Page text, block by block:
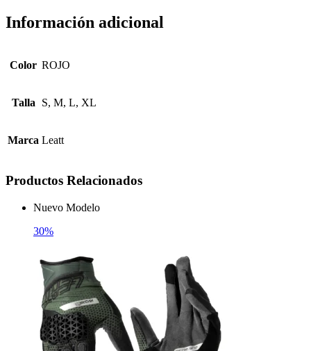
Información adicional
Color ROJO
Talla S, M, L, XL
Marca Leatt
Productos Relacionados
Nuevo Modelo
30%